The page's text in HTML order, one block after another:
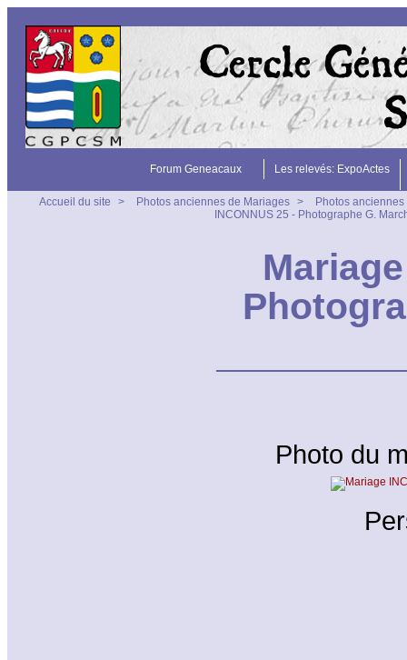
Forum Geneacaux Les relevés: ExpoActes
Accueil du site > Photos anciennes de Mariages >
Photos
INCONNUS 25 - Photographe G.
Photo du